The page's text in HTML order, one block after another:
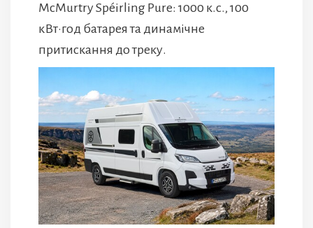
McMurtry Spéirling Pure: 1000 к.с., 100
кВт·год батарея та динамічне
притискання до треку.